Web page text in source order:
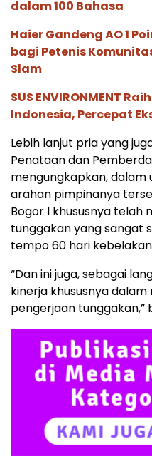
dalam 100 Bahasa
Haier Gandeng AO 1
bagi Petenis
Slam
SUS ENVIRONMENT
Indonesia, Percepat
Lebih lanjut pria yang
Penataan dan
mengungkapkan, dalam
arahan pimpinanya
Bogor I khususnya telah
tunggakan yang sangat
tempo 60 hari
“Dan ini juga, sebagai
kinerja khususnya
pengerjaan tunggakan,”